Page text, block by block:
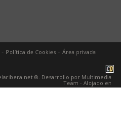
Política de Cookies Área privada
®. Desarrollo por Multimedia
Team - Alojado en